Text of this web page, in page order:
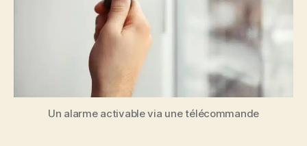
Un alarme activable via une télécommande